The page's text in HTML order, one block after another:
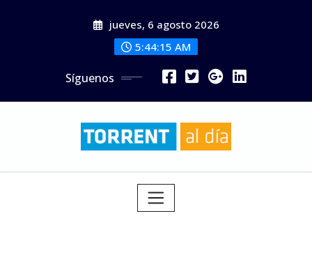
jueves, 6 agosto 2026
5:44:17 AM
Síguenos